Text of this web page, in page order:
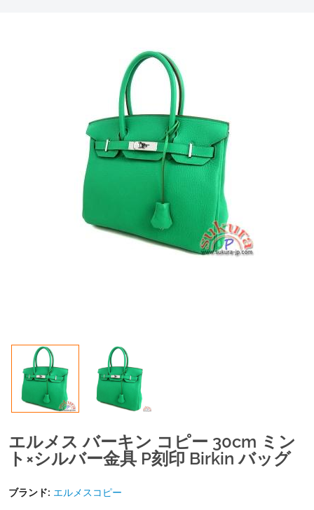
エルメス バーキン コピー 30cm ミン
ト×シルバー金具 P刻印 Birkin バッグ
ブランド: エルメスコピー